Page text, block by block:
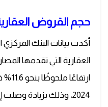
حجم القروض
أكدت بيانات البنك
العقارية التي تقدمها